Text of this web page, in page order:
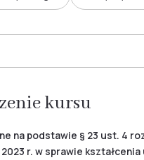
kursu
na podstawie § 23 ust. 4
r. w sprawie